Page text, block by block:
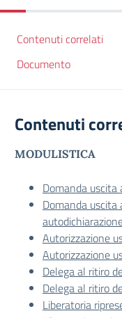
Contenuti correlati
Documento
Contenuti
MODULISTICA
Domanda
Domanda
Autorizzazione
Autorizzazione
Delega al ritiro
Delega al ritiro
Liberatoria